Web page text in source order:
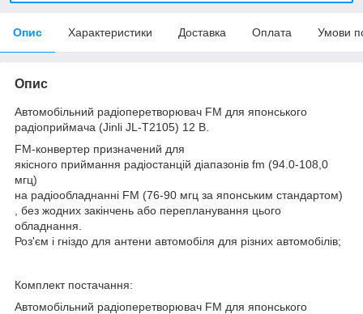
Опис Характеристики Доставка Оплата Умови
Опис
Автомобільний радіоперетворювач FM для японського
радіоприймача (Jinli JL-T2105) 12 В.
FM-конвертер призначений для
якісного приймання радіостанцій діапазонів fm (94.0-108,0
мгц)
на радіообладнанні FM (76-90 мгц за японським стандартом)
, без жодних закінчень або перепланування цього
обладнання.
Роз'єм і гніздо для антени автомобіля для різних автомобілів;
Комплект постачання:
Автомобільний радіоперетворювач FM для японського